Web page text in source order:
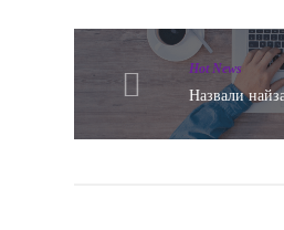
Hot News
Назвали